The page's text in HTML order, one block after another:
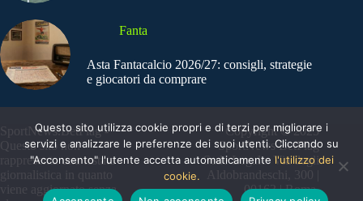
Fanta
Asta Fantacalcio 2026/27: consigli, strategie
e giocatori da comprare
SportNews.BetFlag -
Questo sito non
rappresenta una testata
giornalistica in quanto
viene aggiornato senza
Copyright © 2025
SportNews BetFlag
Sede Legale: Via degli
Aldobrandeschi, 300 |
00163 | Roma
Questo sito utilizza cookie propri e di terzi per migliorare i
servizi e analizzare le preferenze dei suoi utenti. Cliccando su
"Acconsento" l'utente accetta automaticamente l'utilizzo dei
cookie.